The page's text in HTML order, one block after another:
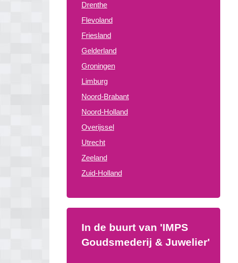
Drenthe
Flevoland
Friesland
Gelderland
Groningen
Limburg
Noord-Brabant
Noord-Holland
Overijssel
Utrecht
Zeeland
Zuid-Holland
In de buurt van 'IMPS
Goudsmederij & Juwelier'